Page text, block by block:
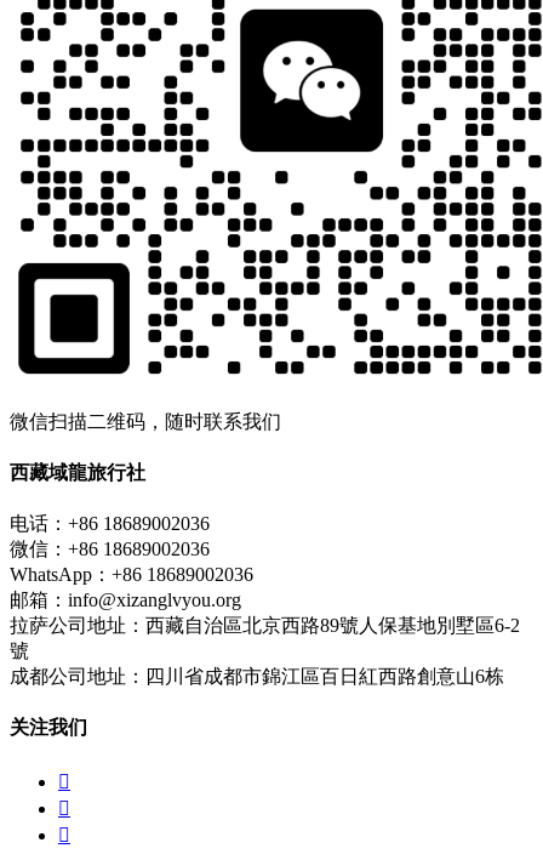
微信扫描二维码，随时联系我们
西藏域龍旅行社
电话：+86 18689002036
微信：+86 18689002036
WhatsApp：+86 18689002036
邮箱：info@xizanglvyou.org
拉萨公司地址：西藏自治區北京西路89號人保基地別墅區6-2
號
成都公司地址：四川省成都市錦江區百日紅西路創意山6栋
关注我们


